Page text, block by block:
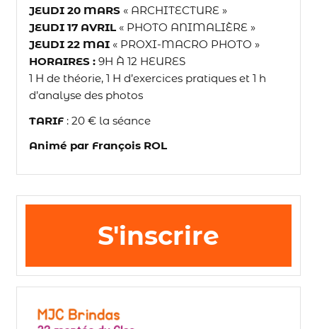
JEUDI 20 MARS« ARCHITECTURE »
JEUDI 17 AVRIL« PHOTO ANIMALIÈRE »
JEUDI 22 MAI« PROXI-MACRO PHOTO »
HORAIRES :9H À 12 HEURES
1 H de théorie, 1 H d’exercices pratiques et 1 h
d’analyse des photos
TARIF: 20 € la séance
Animé par François ROL
S'inscrire